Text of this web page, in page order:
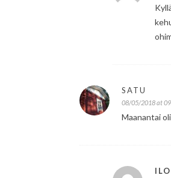
SATU
08/05/2018 at
Maanantai